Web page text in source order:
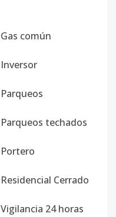
Gas común
Inversor
Parqueos
Parqueos techados
Portero
Residencial Cerrado
Vigilancia 24 horas